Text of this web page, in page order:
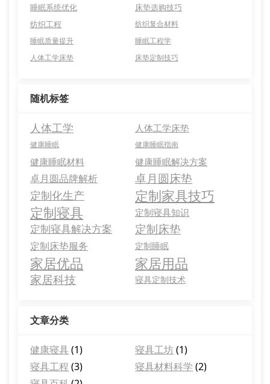
睡眠系统优化
床垫选购技巧
纺织工程
纺织复合材料
睡眠质量提升
睡眠工程学
人体工学床垫
床垫定制技巧
随机标签
人体工学 人体工学床垫
健康睡眠 健康睡眠指南
健康睡眠材料 健康睡眠解决方案
卓月圆品牌解析 卓月圆床垫
定制化生产
定制家具技巧
定制寝具
定制寝具知识
定制寝具解决方案 定制床垫
定制床垫服务 定制睡眠
家居优品 家居用品
家居科技 寝具定制技术
文章分类
健康寝具(1) 寝具工坊(1)
寝具工程 (3) 寝具材料科学 (2)